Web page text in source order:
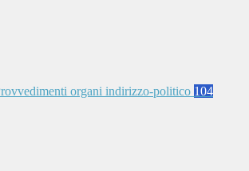
organi indirizzo-politico 104